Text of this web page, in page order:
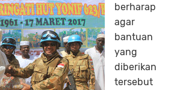
berharap
agar
bantuan
yang
diberikan
tersebut